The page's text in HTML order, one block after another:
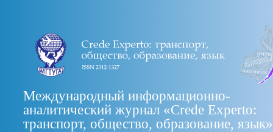
Международный информационно-
аналитический журнал «Crede Experto:
транспорт, общество, образование, язык»